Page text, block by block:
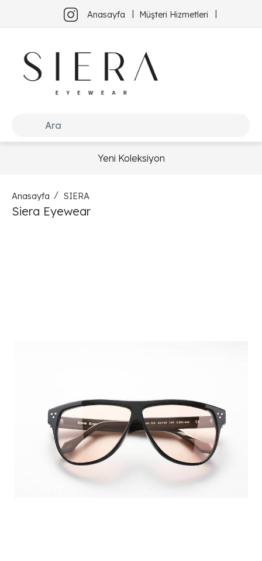
Anasayfa Müşteri Hizmetleri
Yeni Koleksiyon
Anasayfa SIERA
Siera Eyewear